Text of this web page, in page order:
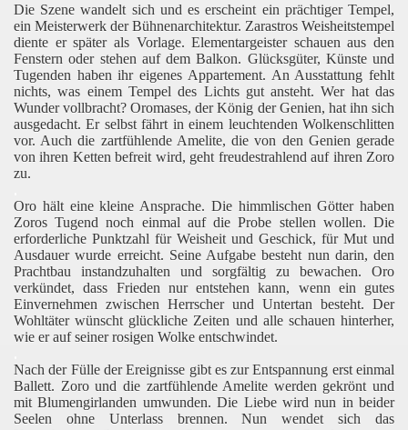
Die Szene wandelt sich und es erscheint ein prächtiger Tempel,
ein Meisterwerk der Bühnenarchitektur. Zarastros Weisheitstempel
diente er später als Vorlage. Elementargeister schauen aus den
Fenstern oder stehen auf dem Balkon. Glücksgüter, Künste und
Tugenden haben ihr eigenes Appartement. An Ausstattung fehlt
nichts, was einem Tempel des Lichts gut ansteht. Wer hat das
Wunder vollbracht? Oromases, der König der Genien, hat ihn sich
ausgedacht. Er selbst fährt in einem leuchtenden Wolkenschlitten
vor. Auch die zartfühlende Amelite, die von den Genien gerade
von ihren Ketten befreit wird, geht freudestrahlend auf ihren Zoro
zu.
Oro hält eine kleine Ansprache. Die himmlischen Götter haben
Zoros Tugend noch einmal auf die Probe stellen wollen. Die
erforderliche Punktzahl für Weisheit und Geschick, für Mut und
Ausdauer wurde erreicht. Seine Aufgabe besteht nun darin, den
Prachtbau instandzuhalten und sorgfältig zu bewachen. Oro
verkündet, dass Frieden nur entstehen kann, wenn ein gutes
Einvernehmen zwischen Herrscher und Untertan besteht. Der
Wohltäter wünscht glückliche Zeiten und alle schauen hinterher,
wie er auf seiner rosigen Wolke entschwindet.
Nach der Fülle der Ereignisse gibt es zur Entspannung erst einmal
Ballett. Zoro und die zartfühlende Amelite werden gekrönt und
mit Blumengirlanden umwunden. Die Liebe wird nun in beider
Seelen ohne Unterlass brennen. Nun wendet sich das